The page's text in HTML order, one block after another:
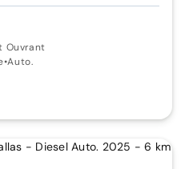
Ouvrant
•Auto.